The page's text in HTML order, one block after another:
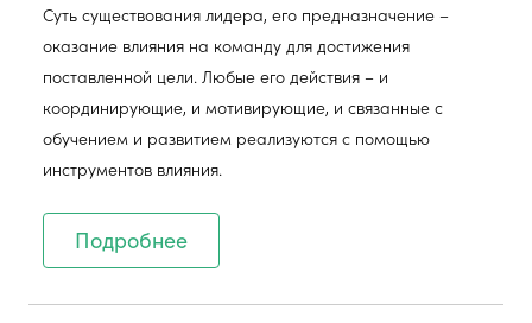
Суть существования лидера, его предназначение –
оказание влияния на команду для достижения
поставленной цели. Любые его действия – и
координирующие, и мотивирующие, и связанные с
обучением и развитием реализуются с помощью
инструментов влияния.
Подробнее